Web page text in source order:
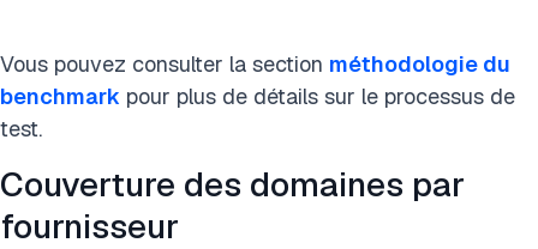
Vous pouvez consulter la section méthodologie du
benchmark pour plus de détails sur le processus de
test.
Couverture des domaines par
fournisseur